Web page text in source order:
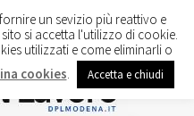
un sevizio più reattivo e
si accetta l'utilizzo di cookie.
utilizzati e come eliminarli o
cookies Accetta e chiudi